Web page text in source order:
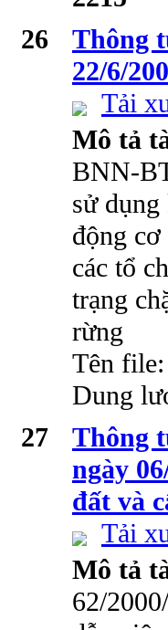
26
Thông
22/6/
Tải
Mô tả
BNN-
sử dụng
động
các tổ
trạng
rừng
Tên file:
Dung
27
Thông
ngày
đất và
Tải
Mô tả
62/